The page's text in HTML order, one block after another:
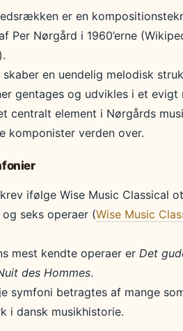
er en
Per Nørgård i 1960’erne
skaber en uendelig melodisk
gentages og udvikles i et evigt
centralt element i Nørgårds
komponister verden over.
ifølge Wise Music Classical
seks operaer (Wise Music
mest kendte operaer er Det
des Hommes.
symfoni betragtes af mange
i dansk musikhistorie.